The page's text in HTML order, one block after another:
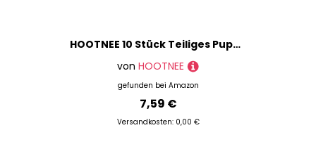
HOOTNEE 10 Stück Teiliges Puppenständer Wiederverwendbare Halterung mit Flachem Boden Stabiler und Tragbarer Doll Display Stand für Figuren Passend zur Puppenpräsentation und Aufbewahrung
von HOOTNEE
gefunden bei Amazon
7,59 €
Versandkosten: 0,00 €